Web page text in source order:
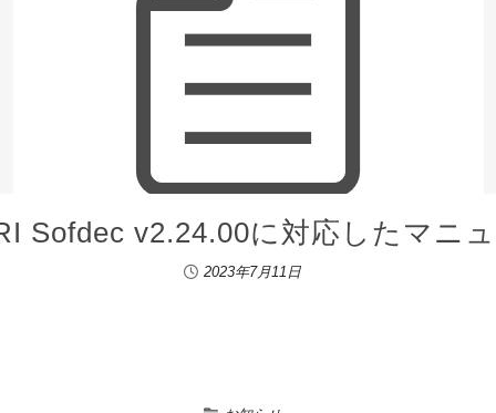
Sofdec v2.24.00に対応したマニ
2023年7月11日